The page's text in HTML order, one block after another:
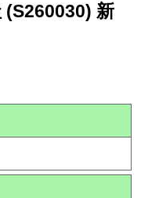
(S260030) 新